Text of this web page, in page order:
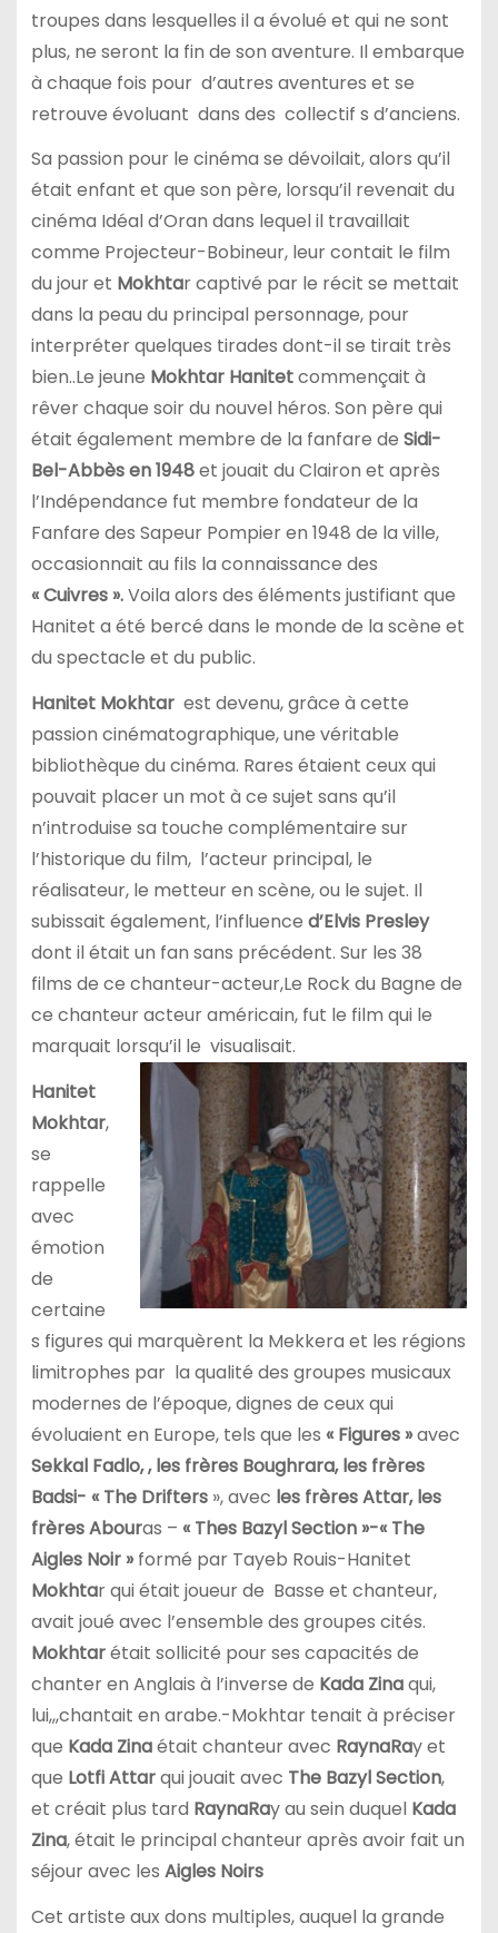
troupes dans lesquelles il a évolué et qui ne sont
plus, ne seront la fin de son aventure. Il embarque
à chaque fois pour d’autres aventures et se
retrouve évoluant dans des collectif s d’anciens.
Sa passion pour le cinéma se dévoilait, alors qu’il
était enfant et que son père, lorsqu’il revenait du
cinéma Idéal d’Oran dans lequel il travaillait
comme Projecteur-Bobineur, leur contait le film
du jour et Mokhtar captivé par le récit se mettait
dans la peau du principal personnage, pour
interpréter quelques tirades dont-il se tirait très
bien..Le jeune Mokhtar Hanitetcommençait à
rêver chaque soir du nouvel héros. Son père qui
était également membre de la fanfare de Sidi-
Bel-Abbès en 1948et jouait du Clairon et après
l’Indépendance fut membre fondateur de la
Fanfare des Sapeur Pompier en 1948 de la ville,
occasionnait au fils la connaissance des
« Cuivres ».Voila alors des éléments justifiant que
Hanitet a été bercé dans le monde de la scène et
du spectacle et du public.
Hanitet Mokhtarest devenu, grâce à cette
passion cinématographique, une véritable
bibliothèque du cinéma. Rares étaient ceux qui
pouvait placer un mot à ce sujet sans qu’il
n’introduise sa touche complémentaire sur
l’historique du film, l’acteur principal, le
réalisateur, le metteur en scène, ou le sujet. Il
subissait également, l’influence d’Elvis Presley
dont il était un fan sans précédent. Sur les 38
films de ce chanteur-acteur,Le Rock du Bagne de
ce chanteur acteur américain, fut le film qui le
marquait lorsqu’il le visualisait.
Hanitet
Mokhtar,
se
rappelle
avec
émotion
de
certaine
s figures qui marquèrent la Mekkera et les régions
limitrophes par la qualité des groupes musicaux
modernes de l’époque, dignes de ceux qui
évoluaient en Europe, tels que les « Figures »avec
Sekkal Fadlo, , les frères Boughrara, les frères
Badsi- « The Drifters », avec les frères Attar, les
frères Abouras – « Thes Bazyl Section »-« The
Aigles Noir »formé par Tayeb Rouis-Hanitet
Mokhtar qui était joueur de Basse et chanteur,
avait joué avec l’ensemble des groupes cités.
Mokhtarétait sollicité pour ses capacités de
chanter en Anglais à l’inverse de Kada Zinaqui,
lui,,,chantait en arabe.-Mokhtar tenait à préciser
que Kada Zinaétait chanteur avec RaynaRay et
que Lotfi Attarqui jouait avec The Bazyl Section,
et créait plus tard RaynaRay au sein duquel Kada
Zina, était le principal chanteur après avoir fait un
séjour avec les Aigles Noirs
Cet artiste aux dons multiples, auquel la grande